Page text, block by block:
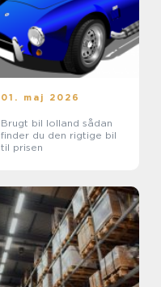
01. maj 2026
Brugt bil lolland sådan
finder du den rigtige bil
til prisen